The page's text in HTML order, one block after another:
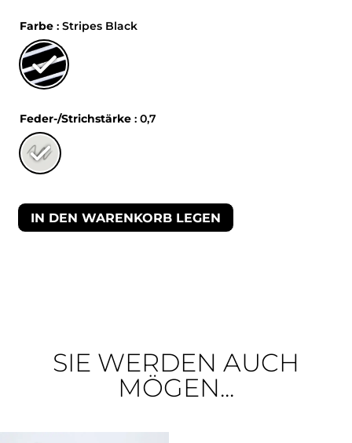
Farbe : Stripes Black
Feder-/Strichstärke : 0,7
IN DEN WARENKORB LEGEN
SIE WERDEN AUCH
MÖGEN...